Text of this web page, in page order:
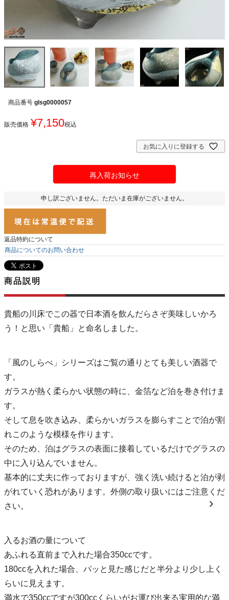
商品番号 glsg0000057
販売価格 ¥7,150税込
お気に入りに登録する
再入荷お知らせ
申し訳ございません。ただいま在庫がございません。
返品特約について
商品についてのお問い合わせ
商品説明
貴船の川床でこの器で日本酒を飲んだらさぞ美味しいかろ
う！と思い「貴船」と命名しました。
「風のしらべ」シリーズはご覧の通りとても美しい酒器で
す。
ガラスが熱く柔らかい状態の時に、金箔など泊を巻き付けま
す。
そして息を吹き込み、柔らかいガラスを膨らすことで泊が割
れこのような模様を作ります。
そのため、泊はグラスの表面に接着しているだけでグラスの
中に入り込んでいません。
基本的に丈夫に作っておりますが、強く洗い続けると泊が剥
がれていく恐れがあります。外側の取り扱いにはご注意くだ
さい。
入るお酒の量について
あふれる直前まで入れた場合350ccです。
180ccを入れた場合、パッと見た感じだと半分より少し上く
らいに見えます。
満水で350ccですが300ccくらいがお運び出来る実用的な満